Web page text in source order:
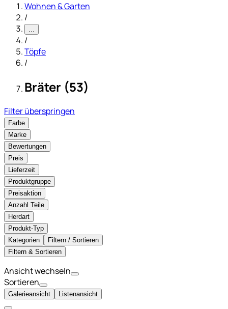
Wohnen & Garten
/
...
/
Töpfe
/
Bräter (53)
Filter überspringen
Farbe
Marke
Bewertungen
Preis
Lieferzeit
Produktgruppe
Preisaktion
Anzahl Teile
Herdart
Produkt-Typ
Kategorien
Filtern / Sortieren
Filtern & Sortieren
Ansicht wechseln
Sortieren
Galerieansicht Listenansicht